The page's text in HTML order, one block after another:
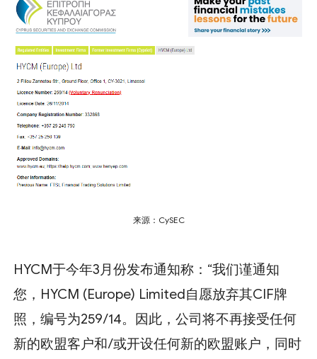
来源：CySEC
HYCM于今年3月份发布通知称：“我们谨通知
您，HYCM (Europe) Limited自愿放弃其CIF牌
照，编号为259/14。因此，公司将不再接受任何
新的欧盟客户和/或开设任何新的欧盟账户，同时